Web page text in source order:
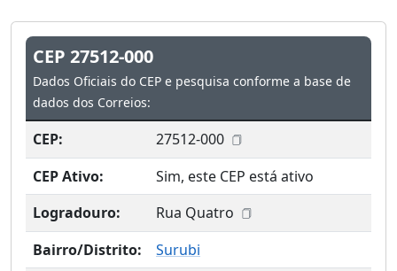
CEP 27512-000
Dados Oficiais do CEP e pesquisa conforme a base de
dados dos Correios:
CEP:
27512-000
CEP Ativo:
Sim, este CEP está ativo
Logradouro:
Rua Quatro
Bairro/Distrito:
Surubi